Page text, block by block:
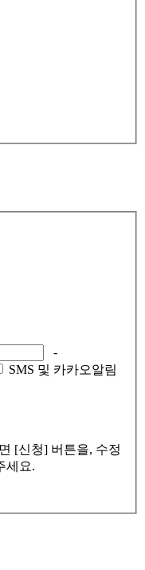
-
SMS 및 카카오알림
[신청] 버튼을, 수정
세요.